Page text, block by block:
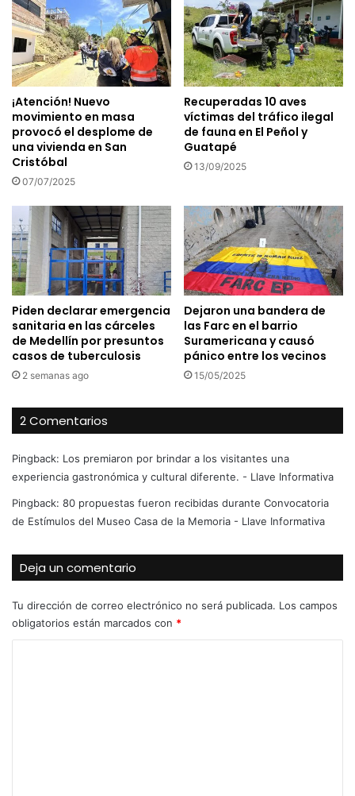
¡Atención! Nuevo
movimiento en masa
provocó el desplome de
una vivienda en San
Cristóbal
07/07/2025
Recuperadas 10 aves
víctimas del tráfico ilegal
de fauna en El Peñol y
Guatapé
13/09/2025
Piden declarar emergencia
sanitaria en las cárceles
de Medellín por presuntos
casos de tuberculosis
2 semanas ago
Dejaron una bandera de
las Farc en el barrio
Suramericana y causó
pánico entre los vecinos
15/05/2025
2 Comentarios
Pingback: Los premiaron por brindar a los visitantes una
experiencia gastronómica y cultural diferente. - Llave Informativa
Pingback: 80 propuestas fueron recibidas durante Convocatoria
de Estímulos del Museo Casa de la Memoria - Llave Informativa
Deja un comentario
Tu dirección de correo electrónico no será publicada. Los campos
obligatorios están marcados con *